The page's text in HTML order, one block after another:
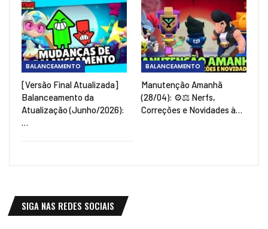
BALANCEAMENTO
[Versão Final Atualizada]
Balanceamento da
Atualização (Junho/2026):
…
BALANCEAMENTO
Manutenção Amanhã
(28/04): ⚙️⚖️ Nerfs,
Correções e Novidades à…
SIGA NAS REDES SOCIAIS